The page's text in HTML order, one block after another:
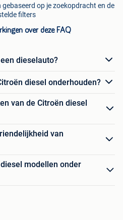
op je zoekopdracht en de
filters
over deze FAQ
dieselauto?
diesel onderhouden?
van de Citroën diesel
van
modellen onder